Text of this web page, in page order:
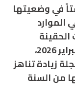
في وضعيتها
الموارد
الحقينة
الإجمالية، إلى غاية يوم الثلاثاء 3 فبراير 2026،
زيادة تناهز
من السنة